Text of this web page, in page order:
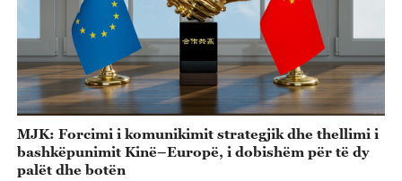
MJK: Forcimi i komunikimit strategjik dhe thellimi i
bashkëpunimit Kinë–Europë, i dobishëm për të dy
palët dhe botën